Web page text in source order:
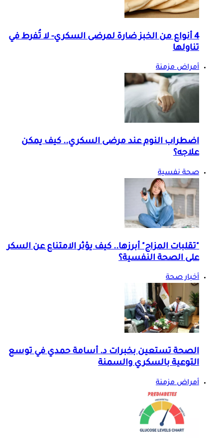
4 أنواع من الخبز ضارة لمرضى السكري- لا تُفرط في
تناولها
أمراض مزمنة
اضطراب النوم عند مرضى السكري.. كيف يمكن
علاجه؟
صحة نفسية
"تقلبات المزاج" أبرزها.. كيف يؤثر الامتناع عن السكر
على الصحة النفسية؟
أخبار صحة
الصحة تستعين بخبرات د. أسامة حمدي في توسع
التوعية بالسكري والسمنة
أمراض مزمنة